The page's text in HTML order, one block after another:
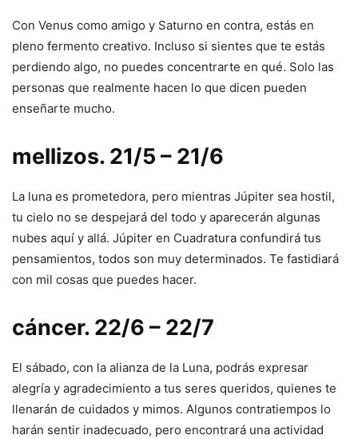
Con Venus como amigo y Saturno en contra, estás en
pleno fermento creativo. Incluso si sientes que te estás
perdiendo algo, no puedes concentrarte en qué. Solo las
personas que realmente hacen lo que dicen pueden
enseñarte mucho.
mellizos. 21/5 – 21/6
La luna es prometedora, pero mientras Júpiter sea hostil,
tu cielo no se despejará del todo y aparecerán algunas
nubes aquí y allá. Júpiter en Cuadratura confundirá tus
pensamientos, todos son muy determinados. Te fastidiará
con mil cosas que puedes hacer.
cáncer. 22/6 – 22/7
El sábado, con la alianza de la Luna, podrás expresar
alegría y agradecimiento a tus seres queridos, quienes te
llenarán de cuidados y mimos. Algunos contratiempos lo
harán sentir inadecuado, pero encontrará una actividad